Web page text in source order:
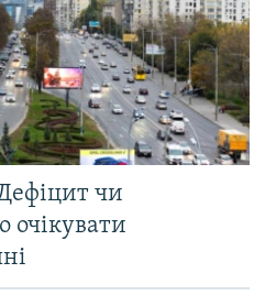
чи
очікувати